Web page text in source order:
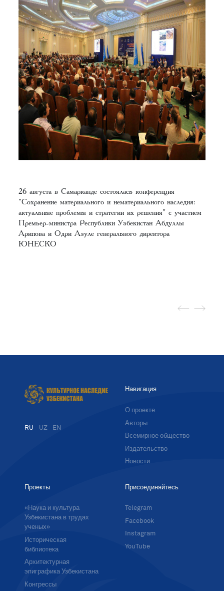
26 августа в Самарканде состоялась конференция
"Сохранение материального и нематериального наследия:
актуальные проблемы и стратегии их решения" с участием
Премьер-министра Республики Узбекистан Абдуллы
Арипова и Одри Азуле генерального директора
ЮНЕСКО
RU UZ EN
Навигация
О проекте
Авторы
Всемирное общество
Издательство
Новости
Проекты
«Наука и культура
Узбекистана в трудах
ученых»
Историческая
библиотека
Архитектурная
эпиграфика Узбекистана
Конгрессы
Присоединяйтесь
Telegram
Facebook
Instagram
YouTube